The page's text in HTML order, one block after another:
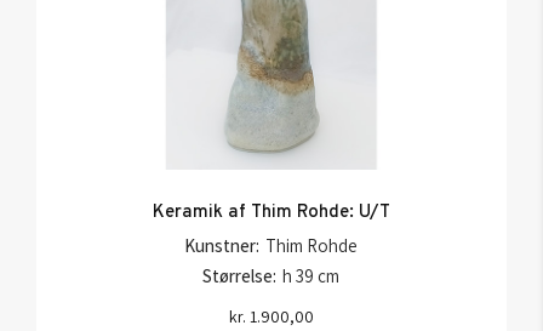
Keramik af Thim Rohde: U/T
Kunstner: Thim Rohde
Størrelse: h 39 cm
kr. 1.900,00